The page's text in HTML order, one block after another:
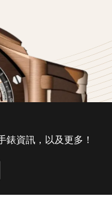
錶資訊，以及更多！